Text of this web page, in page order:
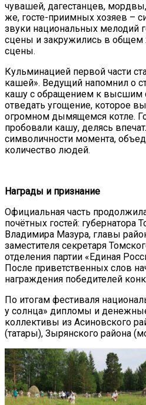
чувашей, дагестанцев,
же, госте-приимных хозяев –
звуки национальных мелодий
сцены и закружились в общем
сцены.
Кульминацией первой части
кашей». Ведущий напомнил о
кашу с обращением к высшим
отведать угощение, которое
огромном дымящемся котле.
пробовали кашу, делясь
символичности момента,
количество людей.
Награды и признание
Официальная часть
почётных гостей: губернатора
Владимира Мазура, главы
заместителя секретаря
отделения партии «Единая
После приветственных слов
награждения победителей
По итогам фестиваля
у солнца» дипломы и
коллективы из Асиновского
(татары), Зырянского района